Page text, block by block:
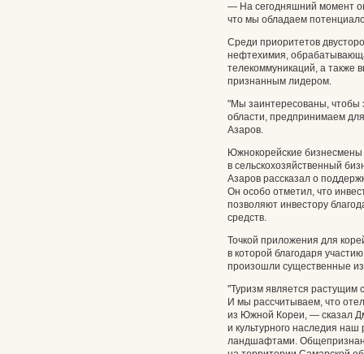
— На сегодняшний момент
что мы обладаем
Среди приоритетов
нефтехимия,
телекоммуникаций, а также
признанным лидером.
"Мы заинтересованы, чтобы
области, предпринимаем
Азаров.
Южнокорейские
в сельскохозяйственный
Азаров рассказал о
Он особо отметил, что
позволяют инвестору
средств.
Точкой приложения для
в которой благодаря
произошли существенные
"Туризм является растущим
И мы рассчитываем, что
из Южной Кореи, — сказал
и культурного наследия
ландшафтами.